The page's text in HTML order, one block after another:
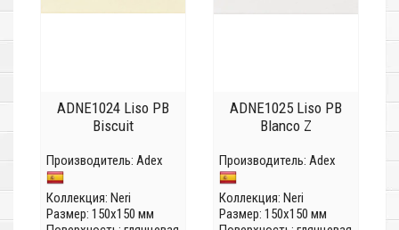
ADNE1024 Liso PB
Biscuit
Производитель: Adex
Коллекция: Neri
Размер: 150x150 мм
ADNE1025 Liso PB
Blanco Z
Производитель: Adex
Коллекция: Neri
Размер: 150x150 мм